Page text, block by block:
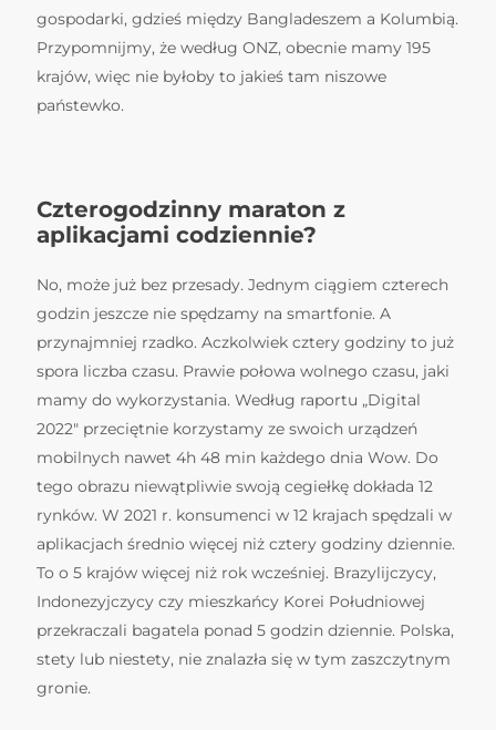
gospodarki, gdzieś między Bangladeszem a Kolumbią.
Przypomnijmy, że według ONZ, obecnie mamy 195
krajów, więc nie byłoby to jakieś tam niszowe
państewko.
Czterogodzinny maraton z
aplikacjami codziennie?
No, może już bez przesady. Jednym ciągiem czterech
godzin jeszcze nie spędzamy na smartfonie. A
przynajmniej rzadko. Aczkolwiek cztery godziny to już
spora liczba czasu. Prawie połowa wolnego czasu, jaki
mamy do wykorzystania. Według raportu „Digital
2022″ przeciętnie korzystamy ze swoich urządzeń
mobilnych nawet 4h 48 min każdego dnia Wow. Do
tego obrazu niewątpliwie swoją cegiełkę dokłada 12
rynków. W 2021 r. konsumenci w 12 krajach spędzali w
aplikacjach średnio więcej niż cztery godziny dziennie.
To o 5 krajów więcej niż rok wcześniej. Brazylijczycy,
Indonezyjczycy czy mieszkańcy Korei Południowej
przekraczali bagatela ponad 5 godzin dziennie. Polska,
stety lub niestety, nie znalazła się w tym zaszczytnym
gronie.